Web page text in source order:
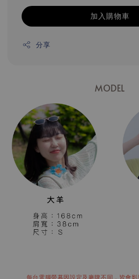
加入購物車
分享
MODEL
每台電腦螢幕因設定及廠牌不同，皆會